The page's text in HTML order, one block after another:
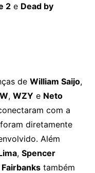
2e Dead by
de William Saijo,
, WZY e Neto
com a
diretamente
Além
, Spencer
também